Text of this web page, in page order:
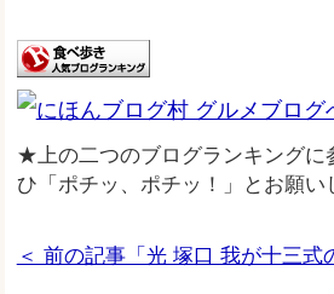
★上の二つのブログランキングに
ひ「ポチッ、ポチッ！」とお願い
＜ 前の記事「光 塚口 我が十三式